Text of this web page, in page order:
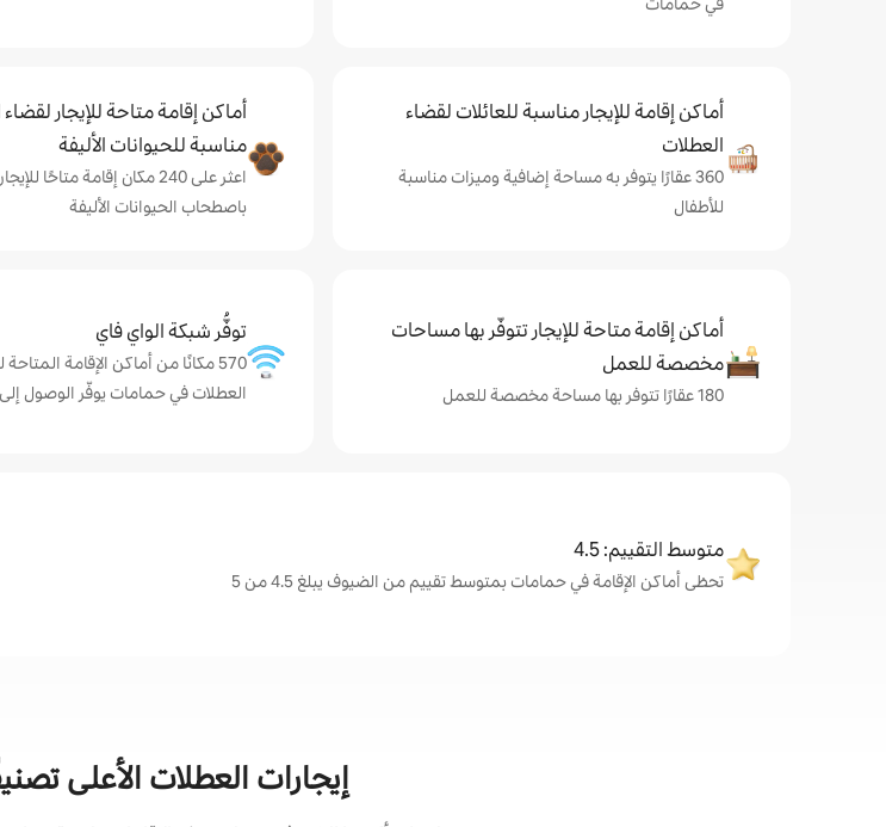
أماكن إقامة للإيجار مناسبة للعائلات لقضاء
العطلات
360 عقارًا يتوفر به مساحة إضافية وميزات مناسبة
للأطفال
أماكن إقامة متاحة للإيجار
مناسبة للحيوانات الأليفة
اعثر على 240 مكان إقامة متاحًا
باصطحاب الحيوانات الأليفة
أماكن إقامة متاحة للإيجار تتوفّر بها مساحات
مخصصة للعمل
180 عقارًا تتوفر بها مساحة مخصصة للعمل
توفُّر شبكة الواي فاي
570 مكانًا من أماكن الإقامة المتاحة
العطلات في حمامات يوفّر الوصول
متوسط التقييم: 4.5
تحظى أماكن الإقامة في حمامات بمتوسط تقييم من الضيوف يبلغ 4.5 من 5
إيجارات العطلات الأعلى